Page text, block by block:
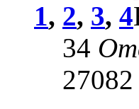
1, 2, 3, 4
34
27082